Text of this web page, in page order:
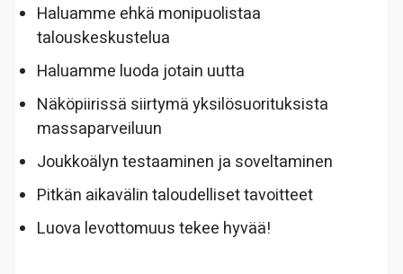
Haluamme ehkä monipuolistaa
talouskeskustelua
Haluamme luoda jotain uutta
Näköpiirissä siirtymä yksilösuorituksista
massaparveiluun
Joukkoälyn testaaminen ja soveltaminen
Pitkän aikavälin taloudelliset tavoitteet
Luova levottomuus tekee hyvää!